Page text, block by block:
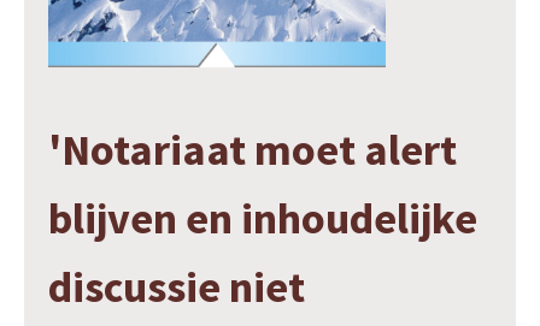
'Notariaat moet alert
blijven en inhoudelijke
discussie niet